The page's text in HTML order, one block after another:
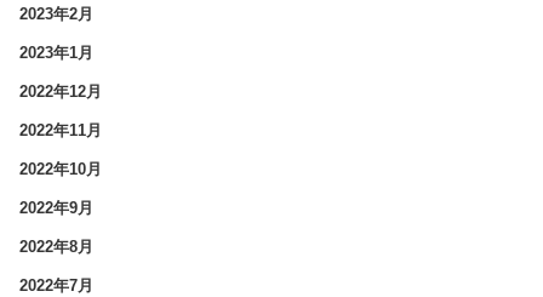
2023年2月
2023年1月
2022年12月
2022年11月
2022年10月
2022年9月
2022年8月
2022年7月